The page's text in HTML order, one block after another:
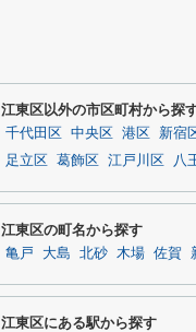
江東区以外の市区町村から探
千代田区 中央区 港区 新宿
足立区
葛飾区 江戸川区 八
江東区の町名から探す
亀戸 大島 北砂 木場 佐賀
江東区にある駅から探す